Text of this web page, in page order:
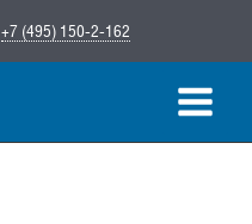
+7 (495) 150-2-162